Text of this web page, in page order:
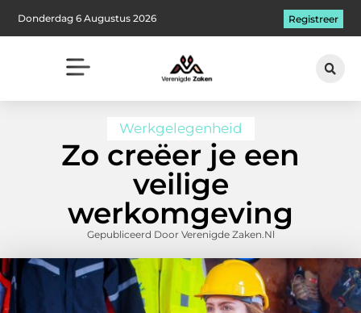
Donderdag 6 Augustus 2026 Registreer
Werkgelegenheid
Zo creëer je een
veilige
werkomgeving
Gepubliceerd Door Verenigde Zaken.nl